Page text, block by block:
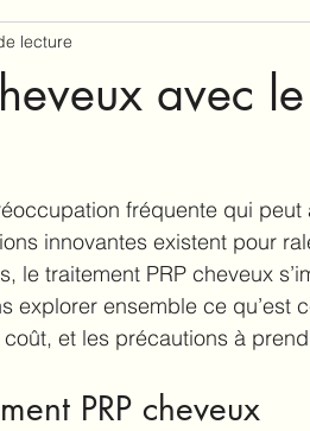
avec
lecture
fréquente qui
innovantes existent pour
le traitement PRP cheveux
explorer ensemble ce qu’est
et les précautions à
PRP cheveux